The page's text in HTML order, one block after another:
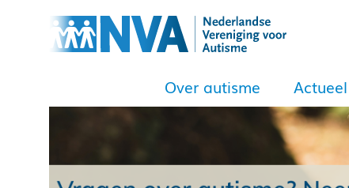
Over autisme Actueel